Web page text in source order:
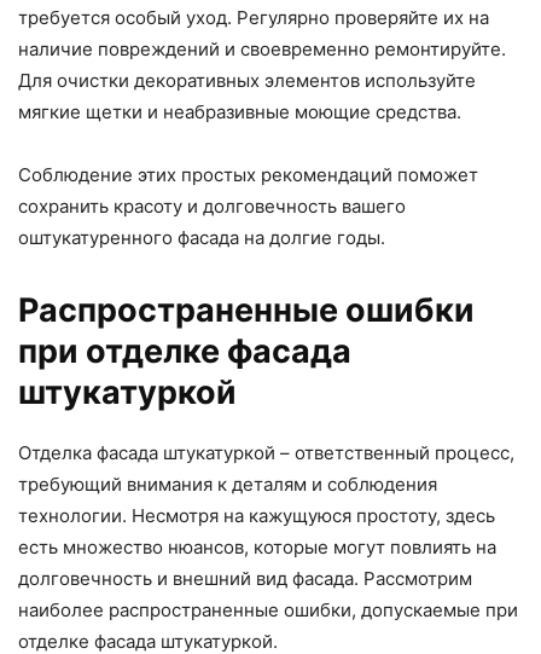
требуется особый уход. Регулярно проверяйте их на
наличие повреждений и своевременно ремонтируйте.
Для очистки декоративных элементов используйте
мягкие щетки и неабразивные моющие средства.
Соблюдение этих простых рекомендаций поможет
сохранить красоту и долговечность вашего
оштукатуренного фасада на долгие годы.
Распространенные ошибки
при отделке фасада
штукатуркой
Отделка фасада штукатуркой – ответственный процесс,
требующий внимания к деталям и соблюдения
технологии. Несмотря на кажущуюся простоту, здесь
есть множество нюансов, которые могут повлиять на
долговечность и внешний вид фасада. Рассмотрим
наиболее распространенные ошибки, допускаемые при
отделке фасада штукатуркой.